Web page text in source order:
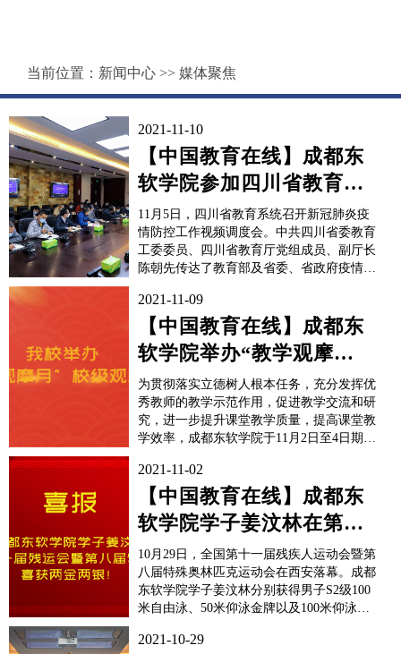
当前位置： 新闻中心 >> 媒体聚焦
2021-11-10
【中国教育在线】成都东
软学院参加四川省教育系
统新冠肺炎疫情防控工作
视频调度会
11月5日，四川省教育系统召开新冠肺炎疫
情防控工作视频调度会。中共四川省委教育
工委委员、四川省教育厅党组成员、副厅长
陈朝先传达了教育部及省委、省政府疫情防
控督查情况进行通报。中共四川省委教育工
委副书记、四川省教育厅党组书记、厅长邹
瑾要求各单位和部门及时传达和贯彻会议精
神，全面落实疫情防控...
2021-11-09
【中国教育在线】成都东
软学院举办“教学观摩
月”校级观摩活动
为贯彻落实立德树人根本任务，充分发挥优
秀教师的教学示范作用，促进教学交流和研
究，进一步提升课堂教学质量，提高课堂教
学效率，成都东软学院于11月2日至4日期间
次“教学观摩月”以“关注课堂改革，提升教
学质量，提升学习效果”为主题。来自外国
语学院、计算机与软件学院、基础教学学
院、健康医疗科技学院...
2021-11-02
【中国教育在线】成都东
软学院学子姜汶林在第十
一届残运会暨第八届特奥
会中获两金两银
10月29日，全国第十一届残疾人运动会暨第
八届特殊奥林匹克运动会在西安落幕。成都
东软学院学子姜汶林分别获得男子S2级100
米自由泳、50米仰泳金牌以及100米仰泳、
赛的前50米赛程中，姜汶林凭借1分34秒11
2021-10-29